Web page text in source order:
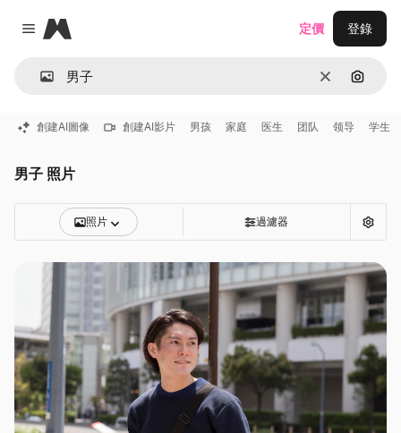
Close menu
Magnific
清除 通過圖
定價 登錄
創建AI圖像 創建AI影片 男孩 家庭 医生 团队 领导 学生
男子 照片
照片 過濾器